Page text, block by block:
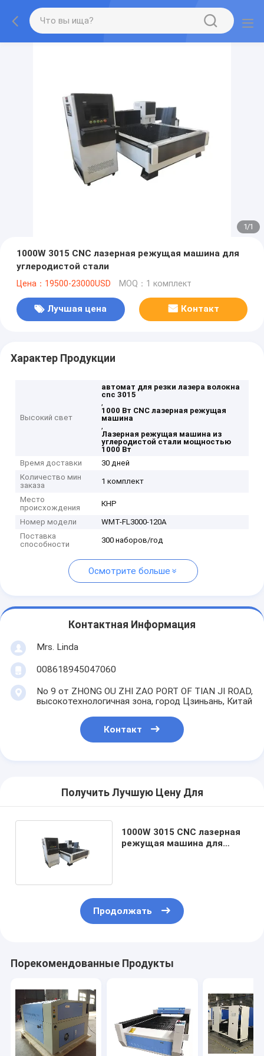
1/1
1000W 3015 CNC лазерная режущая машина для
углеродистой стали
Цена：19500-23000USD MOQ：1 комплект
Лучшая цена Контакт
Характер Продукции
Высокий свет
автомат для резки лазера волокна
cnc 3015
,
1000 Вт CNC лазерная режущая
машина
,
Лазерная режущая машина из
углеродистой стали мощностью
1000 Вт
Время доставки
30 дней
Количество мин
заказа
1 комплект
Место
происхождения
КНР
Номер модели
WMT-FL3000-120A
Поставка
способности
300 наборов/год
Осмотрите больше
Контактная Информация
Mrs. Linda
008618945047060
No 9 от ZHONG OU ZHI ZAO PORT OF TIAN JI ROAD,
высокотехнологичная зона, город Цзиньань, Китай
Контакт
Получить Лучшую Цену Для
1000W 3015 CNC лазерная
режущая машина для
Продолжать
Порекомендованные Продукты